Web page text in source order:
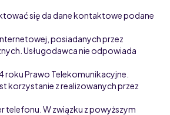
się da dane kontaktowe podane
posiadanych przez
Usługodawca nie odpowiada
roku Prawo Telekomunikacyjne.
korzystanie z realizowanych przez
telefonu. W związku z powyższym